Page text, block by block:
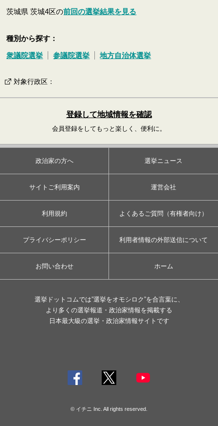
茨城県 茨城4区の前回の選挙結果を見る
種別から探す：
衆議院選挙 参議院選挙 地方自治体選挙
対象行政区 ：
登録して地域情報を確認
会員登録をしてもっと楽しく、便利に。
政治家の方へ 選挙ニュース
サイトご利用案内 運営会社
利用規約 よくあるご質問（有権者向け）
プライバシーポリシー 利用者情報の外部送信について
お問い合わせ ホーム
選挙ドットコムでは”選挙をオモシロク”を合言葉に、
より多くの選挙報道・政治家情報を掲載する
日本最大級の選挙・政治家情報サイトです
© イチニ Inc. All rights reserved.